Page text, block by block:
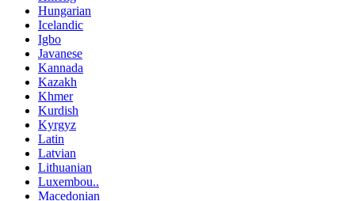
Hungarian
Icelandic
Igbo
Javanese
Kannada
Kazakh
Khmer
Kurdish
Kyrgyz
Latin
Latvian
Lithuanian
Luxembou..
Macedonian